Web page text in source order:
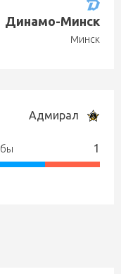
Динамо-Минск
Минск
Адмирал
1